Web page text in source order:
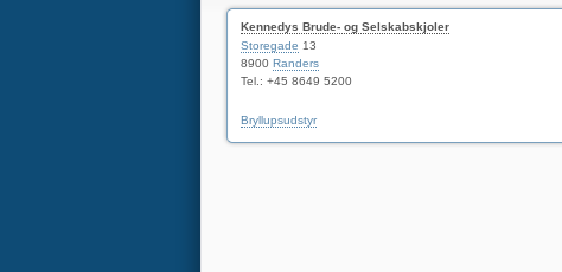
Kennedys Brude- og Selskabskjoler
Storegade 13
8900 Randers
Tel.: +45 8649 5200
Bryllupsudstyr